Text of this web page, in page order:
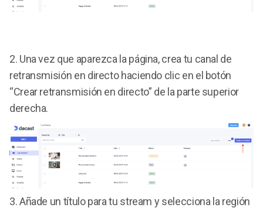
2. Una vez que aparezca la página, crea tu canal de
retransmisión en directo haciendo clic en el botón
“Crear retransmisión en directo” de la parte superior
derecha.
3. Añade un título para tu stream y selecciona la región